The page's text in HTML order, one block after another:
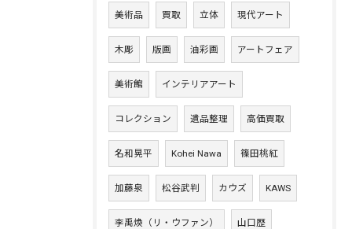
美術品 買取 立体 現代アート
木彫 版画 油彩画 アートフェア
美術館 インテリアアート
コレクション 遺品整理 高価買取
名和晃平 Kohei Nawa 篠田桃紅
加藤泉 松谷武判 カウズ KAWS
李禹煥（リ・ウファン） 山口歴